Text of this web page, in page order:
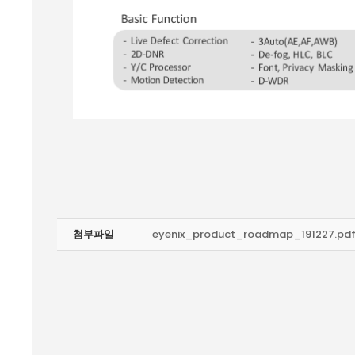
첨부파일 eyenix_product_roadmap_191227.pdf